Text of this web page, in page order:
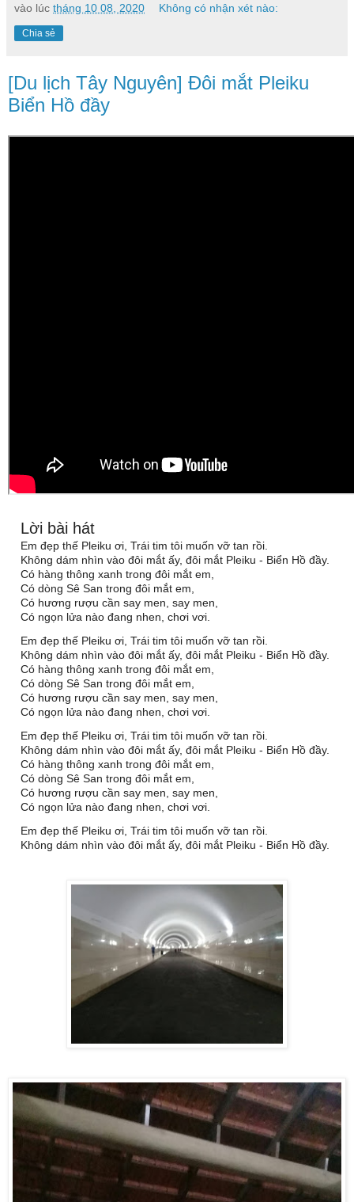
vào lúc tháng 10 08, 2020 Không có nhận xét nào:
Chia sẻ
[Du lịch Tây Nguyên] Đôi mắt Pleiku
Biển Hồ đầy
Lời bài hát
Em đẹp thế Pleiku ơi, Trái tim tôi muốn vỡ tan rồi.
Không dám nhìn vào đôi mắt ấy, đôi mắt Pleiku - Biển Hồ đầy.
Có hàng thông xanh trong đôi mắt em,
Có dòng Sê San trong đôi mắt em,
Có hương rượu cần say men, say men,
Có ngọn lửa nào đang nhen, chơi vơi.
Em đẹp thế Pleiku ơi, Trái tim tôi muốn vỡ tan rồi.
Không dám nhìn vào đôi mắt ấy, đôi mắt Pleiku - Biển Hồ đầy.
Có hàng thông xanh trong đôi mắt em,
Có dòng Sê San trong đôi mắt em,
Có hương rượu cần say men, say men,
Có ngọn lửa nào đang nhen, chơi vơi.
Em đẹp thế Pleiku ơi, Trái tim tôi muốn vỡ tan rồi.
Không dám nhìn vào đôi mắt ấy, đôi mắt Pleiku - Biển Hồ đầy.
Có hàng thông xanh trong đôi mắt em,
Có dòng Sê San trong đôi mắt em,
Có hương rượu cần say men, say men,
Có ngọn lửa nào đang nhen, chơi vơi.
Em đẹp thế Pleiku ơi, Trái tim tôi muốn vỡ tan rồi.
Không dám nhìn vào đôi mắt ấy, đôi mắt Pleiku - Biển Hồ đầy.